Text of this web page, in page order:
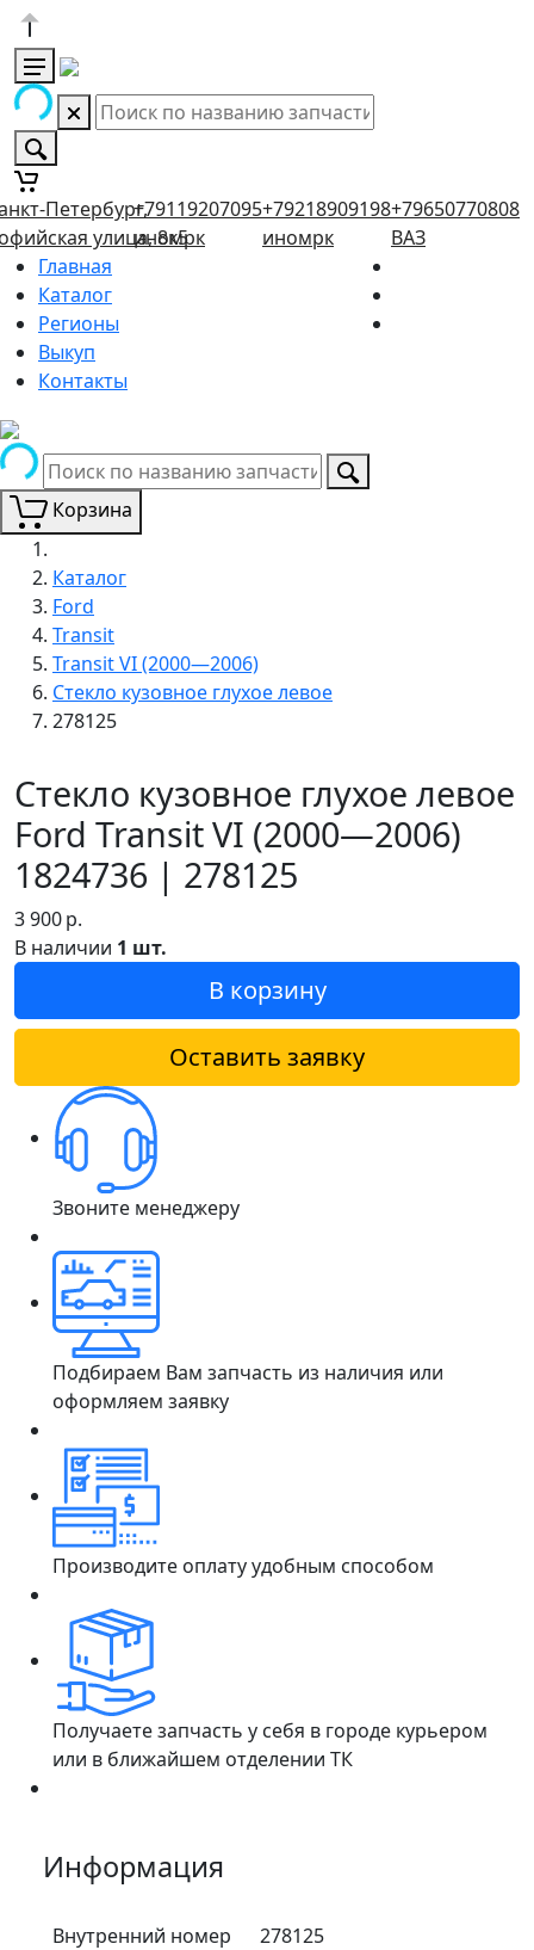
Петербург,
улица, 8к5
+79119207095
иномрк
+79218909198
иномрк
+79650770808
ВАЗ
Главная
Каталог
Регионы
Выкуп
Контакты
Корзина
Каталог
Ford
Transit
Transit VI (2000—2006)
Стекло кузовное глухое левое
278125
Стекло кузовное глухое левое
Ford Transit VI (2000—2006)
1824736 | 278125
3 900р.
В наличии 1 шт.
В корзину
Оставить заявку
Звоните менеджеру
Подбираем Вам запчасть из наличия или
оформляем заявку
Производите оплату удобным способом
Получаете запчасть у себя в городе курьером
или в ближайшем отделении ТК
Информация
Внутренний номер
278125